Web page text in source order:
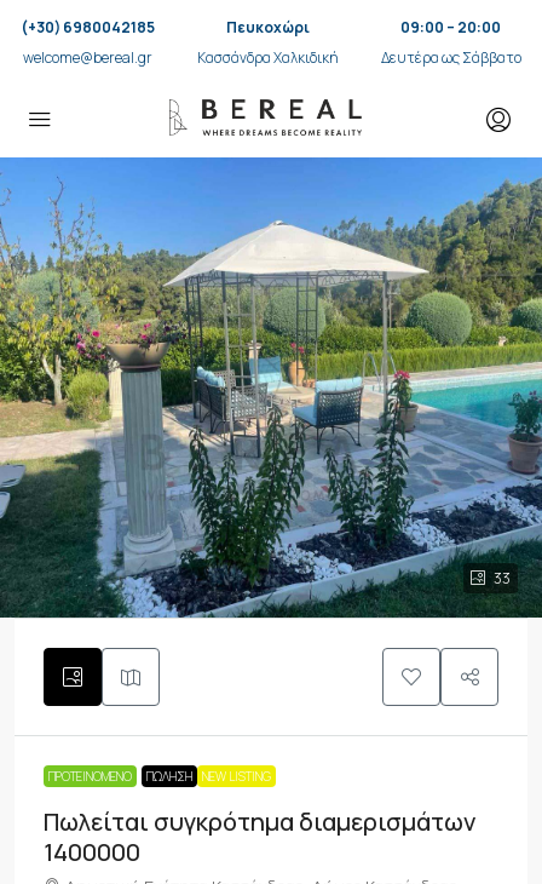
(+30) 6980042185
welcome@bereal.gr
Πευκοχώρι
Κασσάνδρα Χαλκιδική
09:00 – 20:00
Δευτέρα ως Σάββατο
33
ΠΡΟΤΕΙΝΌΜΕΝΟ ΠΏΛΗΣΗ NEW LISTING
Πωλείται συγκρότημα διαμερισμάτων
1400000